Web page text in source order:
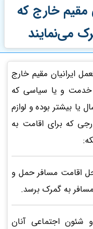
مقیم خارج که
می‌نمایند
ایرانیان مقیم خارج
خدمت و یا سیاسی که
بیشتر بوده و لوازم
که برای اقامت به
اقامت مسافر حمل و
به گمرک برسد.
شئون اجتماعی آنان